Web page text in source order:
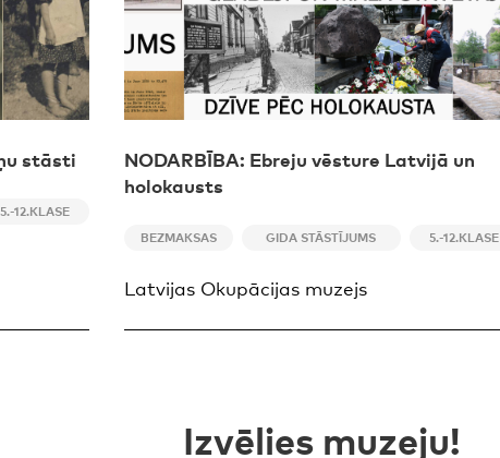
stāsti
5.-12.KLASE
NODARBĪBA: Ebreju vēsture Latvijā un
holokausts
BEZMAKSAS GIDA STĀSTĪJUMS 5.-12.KLASE
Latvijas Okupācijas muzejs
Izvēlies muzeju!